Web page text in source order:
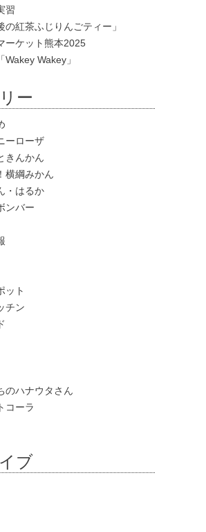
習
の紅茶ふじりんごティー」
ーケット熊本2025
Wakey Wakey」
ー
ーローザ
きんかん
横綱みかん
・はるか
ンバー
ット
チン
のハナウタさん
コーラ
ブ